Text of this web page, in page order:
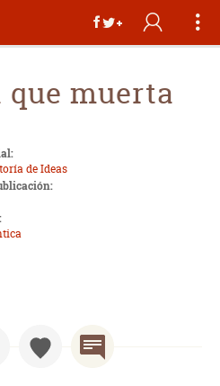
muerta
de Ideas